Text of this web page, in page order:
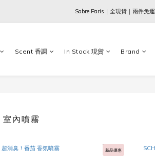
Ogata x 坂本龍一 ｜大師珍藏系列
Sabre Paris｜全現貨｜兩件免運
Scent 香調 In Stock 現貨 Brand
內噴霧
新品優惠